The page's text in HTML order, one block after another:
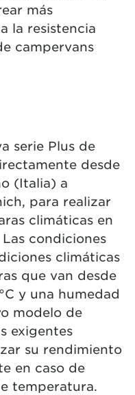
más
la resistencia
campervans
serie Plus de
desde
(Italia) a
para realizar
climáticas en
condiciones
climáticas
que van desde
y una humedad
modelo de
exigentes
su rendimiento
en caso de
temperatura.